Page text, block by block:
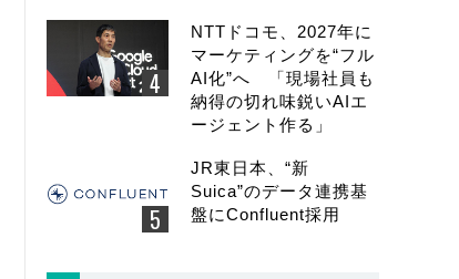
NTTドコモ、2027年に
マーケティングを“フル
AI化”へ 「現場社員も
納得の切れ味鋭いAIエ
ージェント作る」
JR東日本、“新
Suica”のデータ連携基
盤にConfluent採用